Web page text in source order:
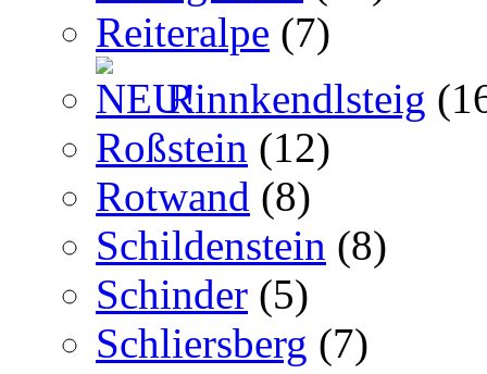
Reiteralpe (7)
Rinnkendlsteig
Roßstein (12)
Rotwand (8)
Schildenstein (8)
Schinder (5)
Schliersberg (7)